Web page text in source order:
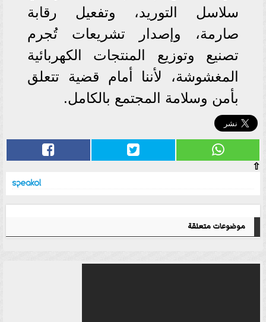
سلاسل التوريد، وتفعيل رقابة
صارمة، وإصدار تشريعات تُجرم
تصنيع وتوزيع المنتجات الكهربائية
المغشوشة، لأننا أمام قضية تتعلق
بأمن وسلامة المجتمع بالكامل.
⇧
موضوعات متعلقة